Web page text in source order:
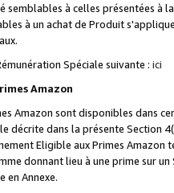
semblables à celles présentées à
à un achat de Produit
Spéciale suivante : ici
Amazon
Amazon sont disponibles dans
décrite dans la présente Section
Eligible aux Primes Amazon
donnant lieu à une prime sur
en Annexe.